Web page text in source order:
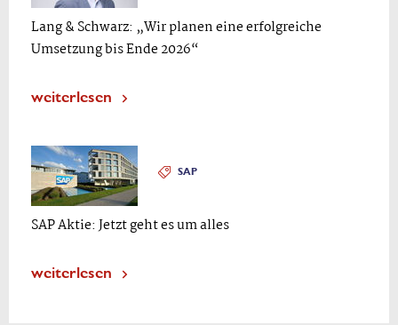
Lang & Schwarz: „Wir planen eine erfolgreiche
Umsetzung bis Ende 2026“
weiterlesen
SAP
SAP Aktie: Jetzt geht es um alles
weiterlesen